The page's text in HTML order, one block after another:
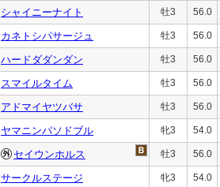
シャイニーナイト 牡3 56.0
カネトシパサージュ 牡3 56.0
ハードダダンダン 牡3 56.0
スマイルタイム 牡3 56.0
アドマイヤツバサ 牡3 56.0
ヤマニンパソドブル 牝3 54.0
セイウンホルス 牡3 56.0
サークルステージ 牝3 54.0